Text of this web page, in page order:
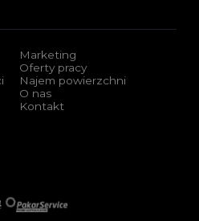
Marketing
Oferty pracy
Najem powierzchni
O nas
Kontakt